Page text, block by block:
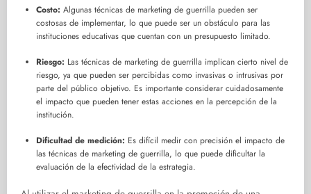
Costo: Algunas técnicas de marketing de guerrilla pueden ser
costosas de implementar, lo que puede ser un obstáculo para las
instituciones educativas que cuentan con un presupuesto limitado.
Riesgo: Las técnicas de marketing de guerrilla implican cierto nivel de
riesgo, ya que pueden ser percibidas como invasivas o intrusivas por
parte del público objetivo. Es importante considerar cuidadosamente
el impacto que pueden tener estas acciones en la percepción de la
institución.
Dificultad de medición: Es difícil medir con precisión el impacto de
las técnicas de marketing de guerrilla, lo que puede dificultar la
evaluación de la efectividad de la estrategia.